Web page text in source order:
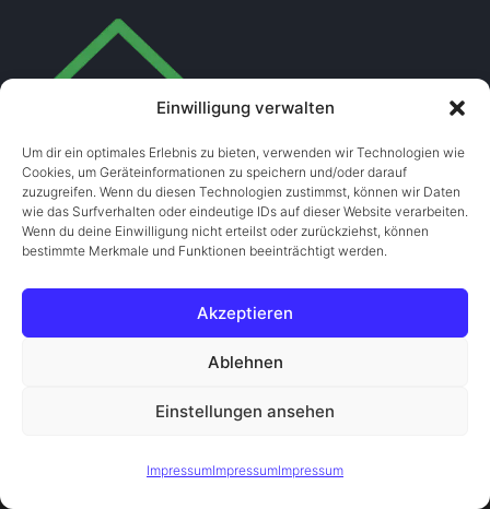
Einwilligung verwalten
Um dir ein optimales Erlebnis zu bieten, verwenden wir Technologien wie
Cookies, um Geräteinformationen zu speichern und/oder darauf
zuzugreifen. Wenn du diesen Technologien zustimmst, können wir Daten
wie das Surfverhalten oder eindeutige IDs auf dieser Website verarbeiten.
Wenn du deine Einwilligung nicht erteilst oder zurückziehst, können
bestimmte Merkmale und Funktionen beeinträchtigt werden.
Akzeptieren
Ablehnen
Einstellungen ansehen
ImpressumImpressumImpressum
Lorystraße 40-42 /16 /5 1110 Wien, Austria
Messie Entrümpelung Wien mit Herz, Erfahrung und
bieten wir schnelle, respektvolle und diskrete Hilfe bei
zu bieten.Mehr erfahren Verstanden